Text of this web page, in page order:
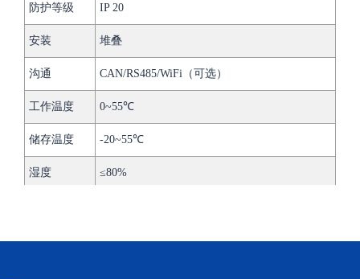
防护等级 IP 20
安装 堆叠
沟通 CAN/RS485/WiFi（可选）
工作温度 0~55℃
储存温度 -20~55℃
湿度 ≤80%